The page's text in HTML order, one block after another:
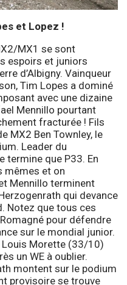
et Lopez !
MX1 se sont
espoirs et juniors
d’Albigny. Vainqueur
Tim Lopes a dominé
avec une dizaine
Mennillo pourtant
fracturée ! Fils
MX2 Ben Townley, le
Leader du
termine que P33. En
mêmes et on
Mennillo terminent
qui devance
Notez que tous ces
pour défendre
sur le mondial junior.
Louis Morette (33/10)
un WE à oublier.
montent sur le podium
provisoire se trouve